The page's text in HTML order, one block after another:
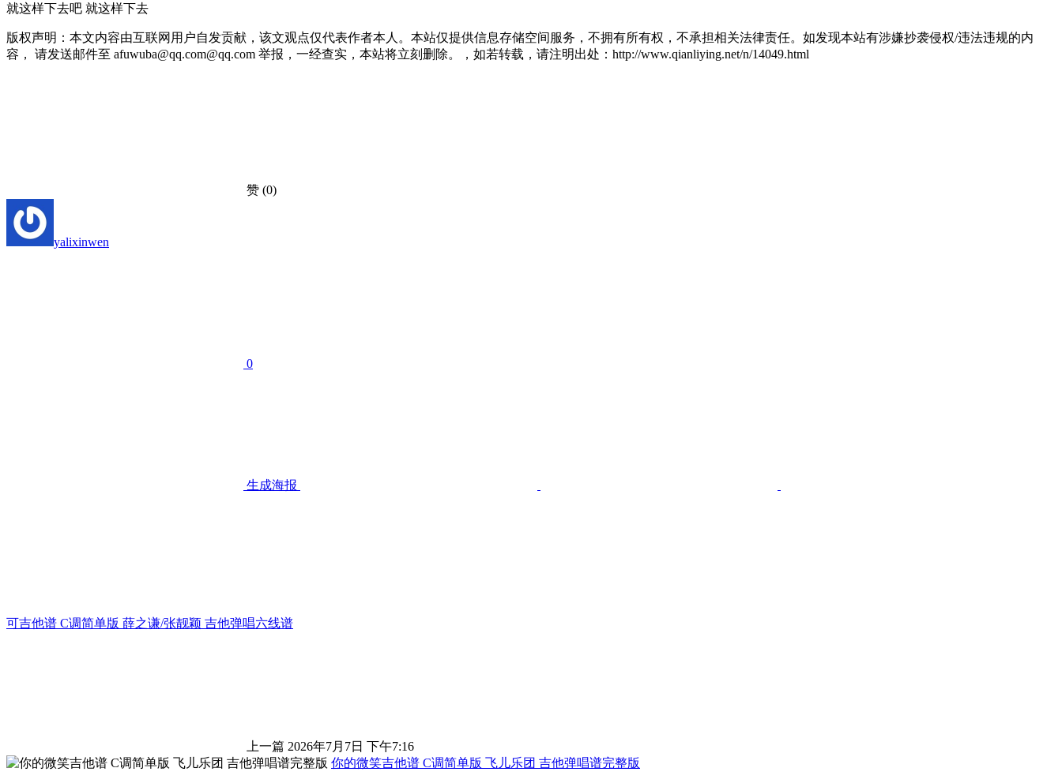
就这样下去吧 就这样下去
版权声明：本文内容由互联网用户自发贡献，该文观点仅代表作者本人。本站仅提供信息存储空间服务，不拥有所有权，不承担相关法律责任。如发现本站有涉嫌抄袭侵权/违法违规的内
容， 请发送邮件至 afuwuba@qq.com@qq.com 举报，一经查实，本站将立刻删除。，如若转载，请注明出处：http://www.qianliying.net/n/14049.html
赞 (0)
yalixinwen
0
生成海报
可吉他谱 C调简单版 薛之谦/张靓颖 吉他弹唱六线谱
上一篇 2026年7月7日 下午7:16
你的微笑吉他谱 C调简单版 飞儿乐团 吉他弹唱谱完整版